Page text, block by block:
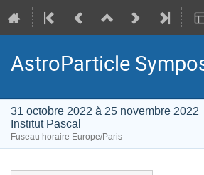
AstroParticle
31 octobre 2022 à 25 novembre 2022
Institut Pascal
Fuseau horaire Europe/Paris